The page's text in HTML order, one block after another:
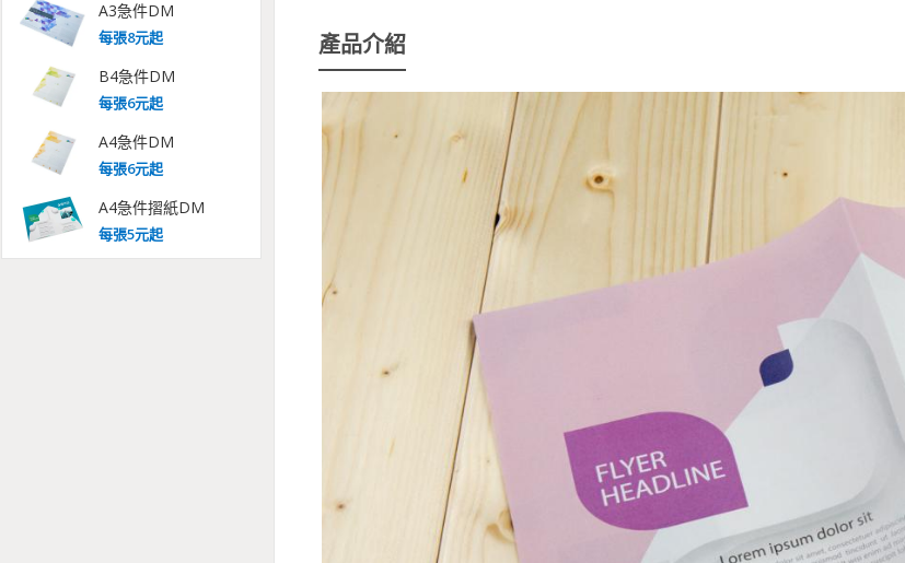
A3急件DM
每張8元起
B4急件DM
每張6元起
A4急件DM
每張6元起
A4急件摺紙DM
每張5元起
產品介紹